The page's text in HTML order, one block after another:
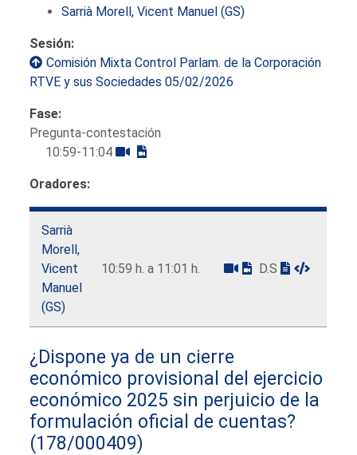
Sarrià Morell, Vicent Manuel (GS)
Sesión:
Comisión Mixta Control Parlam. de la Corporación
RTVE y sus Sociedades 05/02/2026
Fase:
Pregunta-contestación
10:59-11:04
Oradores:
Sarrià
Morell,
Vicent
Manuel
(GS)
10:59 h. a 11:01 h. D.S
¿Dispone ya de un cierre
económico provisional del ejercicio
económico 2025 sin perjuicio de la
formulación oficial de cuentas?
(178/000409)